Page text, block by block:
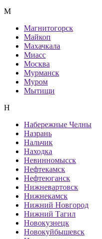
М
Магнитогорск
Майкоп
Махачкала
Миасс
Москва
Мурманск
Муром
Мытищи
Н
Набережные Челны
Назрань
Нальчик
Находка
Невинномысск
Нефтекамск
Нефтеюганск
Нижневартовск
Нижнекамск
Нижний Новгород
Нижний Тагил
Новокузнецк
Новокуйбышевск